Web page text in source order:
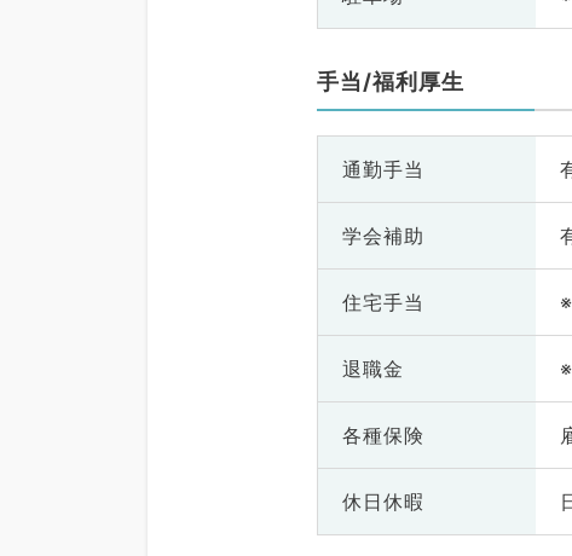
手当/福利厚生
通勤手当
学会補助
住宅手当
退職金
各種保険
休日休暇